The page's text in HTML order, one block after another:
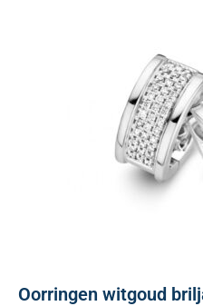
Oorringen witgoud